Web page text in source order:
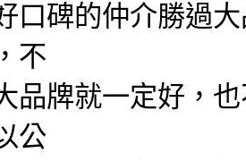
口碑的仲介勝過
不
品牌就一定好，
公